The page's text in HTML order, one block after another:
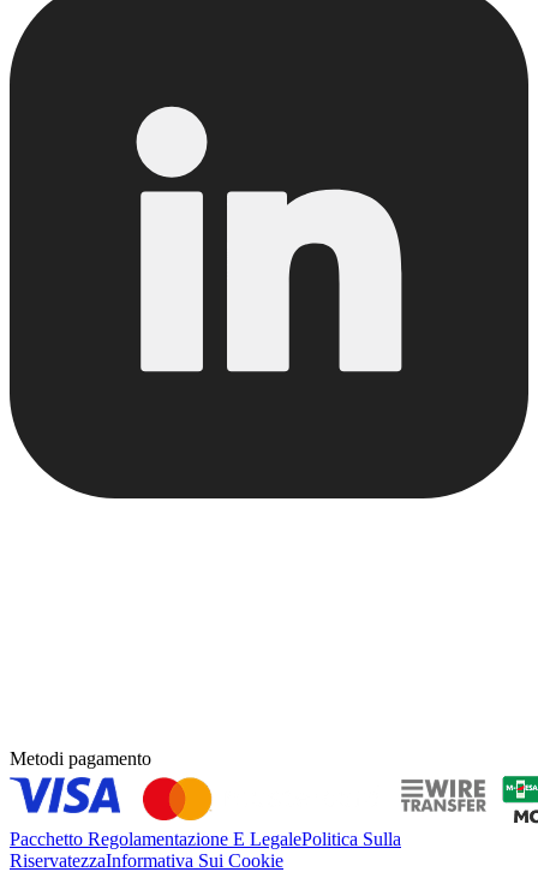
Metodi pagamento
Pacchetto Regolamentazione E LegalePolitica Sulla
RiservatezzaInformativa Sui Cookie